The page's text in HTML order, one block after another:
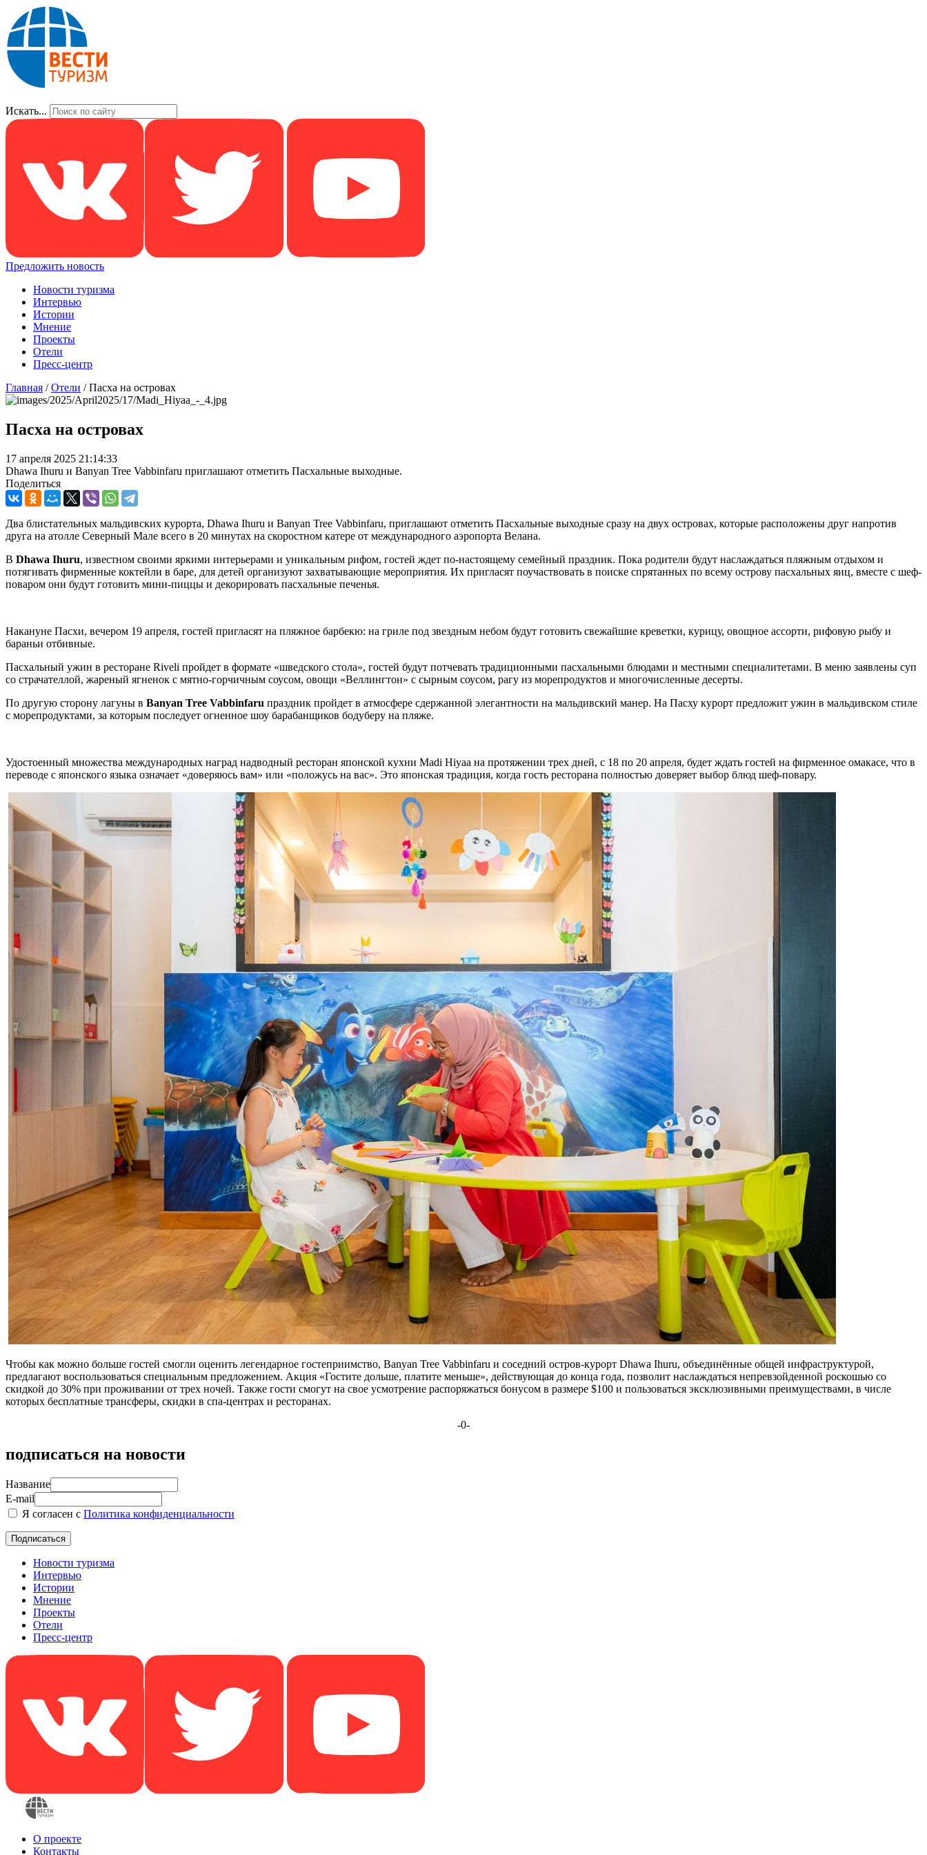
Искать...
Предложить новость
Новости туризма
Интервью
Истории
Мнение
Проекты
Отели
Пресс-центр
Главная /Отели /Пасха на островах
Пасха на островах
17 апреля 2025 21:14:33
Dhawa Ihuru и Banyan Tree Vabbinfaru приглашают отметить Пасхальные выходные.
Поделиться
Два блистательных мальдивских курорта, Dhawa Ihuru и Banyan Tree Vabbinfaru, приглашают отметить Пасхальные выходные сразу на двух островах, которые расположены друг напротив
друга на атолле Северный Мале всего в 20 минутах на скоростном катере от международного аэропорта Велана.
В Dhawa Ihuru, известном своими яркими интерьерами и уникальным рифом, гостей ждет по-настоящему семейный праздник. Пока родители будут наслаждаться пляжным отдыхом и
потягивать фирменные коктейли в баре, для детей организуют захватывающие мероприятия. Их пригласят поучаствовать в поиске спрятанных по всему острову пасхальных яиц, вместе с шеф-
поваром они будут готовить мини-пиццы и декорировать пасхальные печенья.
Накануне Пасхи, вечером 19 апреля, гостей пригласят на пляжное барбекю: на гриле под звездным небом будут готовить свежайшие креветки, курицу, овощное ассорти, рифовую рыбу и
бараньи отбивные.
Пасхальный ужин в ресторане Riveli пройдет в формате «шведского стола», гостей будут потчевать традиционными пасхальными блюдами и местными специалитетами. В меню заявлены суп
со страчателлой, жареный ягненок с мятно-горчичным соусом, овощи «Веллингтон» с сырным соусом, рагу из морепродуктов и многочисленные десерты.
По другую сторону лагуны в Banyan Tree Vabbinfaru праздник пройдет в атмосфере сдержанной элегантности на мальдивский манер. На Пасху курорт предложит ужин в мальдивском стиле
с морепродуктами, за которым последует огненное шоу барабанщиков бодуберу на пляже.
Удостоенный множества международных наград надводный ресторан японской кухни Madi Hiyaa на протяжении трех дней, с 18 по 20 апреля, будет ждать гостей на фирменное омакасе, что в
переводе с японского языка означает «доверяюсь вам» или «положусь на вас». Это японская традиция, когда гость ресторана полностью доверяет выбор блюд шеф-повару.
Чтобы как можно больше гостей смогли оценить легендарное гостеприимство, Banyan Tree Vabbinfaru и соседний остров-курорт Dhawa Ihuru, объединённые общей инфраструктурой,
предлагают воспользоваться специальным предложением. Акция «Гостите дольше, платите меньше», действующая до конца года, позволит наслаждаться непревзойденной роскошью со
скидкой до 30% при проживании от трех ночей. Также гости смогут на свое усмотрение распоряжаться бонусом в размере $100 и пользоваться эксклюзивными преимуществами, в числе
которых бесплатные трансферы, скидки в спа-центрах и ресторанах.
-0-
подписаться на новости
Название
E-mail
Я согласен с Политика конфиденциальности
Новости туризма
Интервью
Истории
Мнение
Проекты
Отели
Пресс-центр
О проекте
Контакты